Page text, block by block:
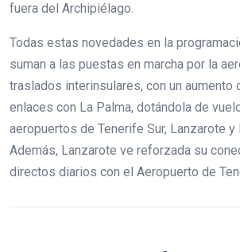
fuera del Archipiélago.
Todas estas novedades en la
suman a las puestas en marcha por la
traslados interinsulares, con un aumento
enlaces con La Palma, dotándola de
aeropuertos de Tenerife Sur, Lanzarote y
Además, Lanzarote ve reforzada su
directos diarios con el Aeropuerto de